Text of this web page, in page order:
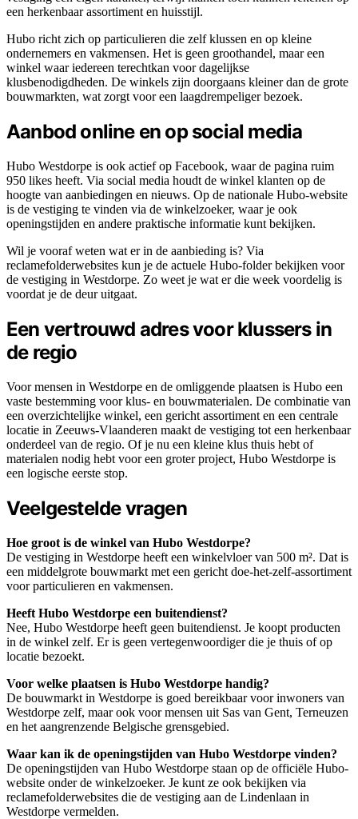
een herkenbaar assortiment en huisstijl.
Hubo richt zich op particulieren die zelf klussen en op kleine
ondernemers en vakmensen. Het is geen groothandel, maar een
winkel waar iedereen terechtkan voor dagelijkse
klusbenodigdheden. De winkels zijn doorgaans kleiner dan de grote
bouwmarkten, wat zorgt voor een laagdrempeliger bezoek.
Aanbod online en op social media
Hubo Westdorpe is ook actief op Facebook, waar de pagina ruim
950 likes heeft. Via social media houdt de winkel klanten op de
hoogte van aanbiedingen en nieuws. Op de nationale Hubo-website
is de vestiging te vinden via de winkelzoeker, waar je ook
openingstijden en andere praktische informatie kunt bekijken.
Wil je vooraf weten wat er in de aanbieding is? Via
reclamefolderwebsites kun je de actuele Hubo-folder bekijken voor
de vestiging in Westdorpe. Zo weet je wat er die week voordelig is
voordat je de deur uitgaat.
Een vertrouwd adres voor klussers in
de regio
Voor mensen in Westdorpe en de omliggende plaatsen is Hubo een
vaste bestemming voor klus- en bouwmaterialen. De combinatie van
een overzichtelijke winkel, een gericht assortiment en een centrale
locatie in Zeeuws-Vlaanderen maakt de vestiging tot een herkenbaar
onderdeel van de regio. Of je nu een kleine klus thuis hebt of
materialen nodig hebt voor een groter project, Hubo Westdorpe is
een logische eerste stop.
Veelgestelde vragen
Hoe groot is de winkel van Hubo Westdorpe?
De vestiging in Westdorpe heeft een winkelvloer van 500 m². Dat is
een middelgrote bouwmarkt met een gericht doe-het-zelf-assortiment
voor particulieren en vakmensen.
Heeft Hubo Westdorpe een buitendienst?
Nee, Hubo Westdorpe heeft geen buitendienst. Je koopt producten
in de winkel zelf. Er is geen vertegenwoordiger die je thuis of op
locatie bezoekt.
Voor welke plaatsen is Hubo Westdorpe handig?
De bouwmarkt in Westdorpe is goed bereikbaar voor inwoners van
Westdorpe zelf, maar ook voor mensen uit Sas van Gent, Terneuzen
en het aangrenzende Belgische grensgebied.
Waar kan ik de openingstijden van Hubo Westdorpe vinden?
De openingstijden van Hubo Westdorpe staan op de officiële Hubo-
website onder de winkelzoeker. Je kunt ze ook bekijken via
reclamefolderwebsites die de vestiging aan de Lindenlaan in
Westdorpe vermelden.